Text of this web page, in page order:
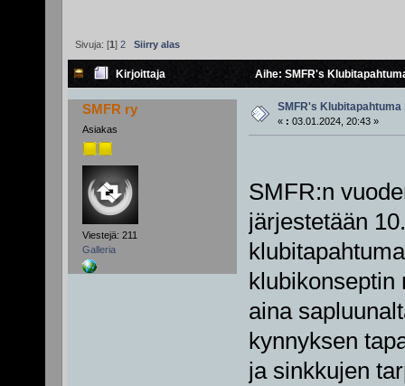
Sivuja: [1] 2 Siirry alas
Kirjoittaja Aihe: SMFR's
SMFR ry
Asiakas
Viestejä: 211
Galleria
SMFR's Klubitapahtuma
« : 03.01.2024, 20:43 »
SMFR:n
järjestetään
aina
kynnyksen
ja sinkkujen